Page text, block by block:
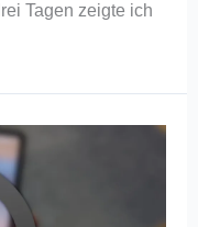
Tagen zeigte ich